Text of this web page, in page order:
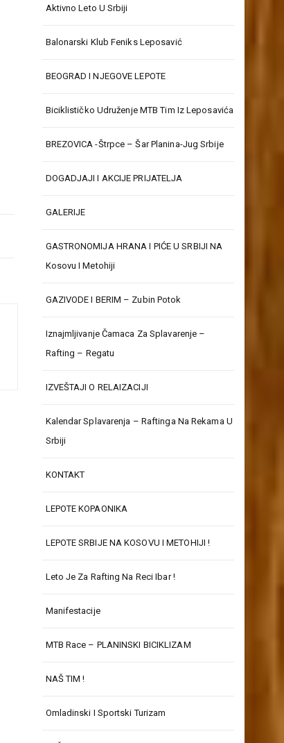
Aktivno Leto U Srbiji
Balonarski Klub Feniks Leposavić
BEOGRAD I NJEGOVE LEPOTE
Biciklističko Udruženje MTB Tim Iz Leposavića
BREZOVICA -Štrpce – Šar Planina-Jug Srbije
DOGADJAJI I AKCIJE PRIJATELJA
GALERIJE
GASTRONOMIJA HRANA I PIĆE U SRBIJI NA
Kosovu I Metohiji
GAZIVODE I BERIM – Zubin Potok
Iznajmljivanje Čamaca Za Splavarenje –
Rafting – Regatu
IZVEŠTAJI O RELAIZACIJI
Kalendar Splavarenja – Raftinga Na Rekama U
Srbiji
KONTAKT
LEPOTE KOPAONIKA
LEPOTE SRBIJE NA KOSOVU I METOHIJI !
Leto Je Za Rafting Na Reci Ibar !
Manifestacije
MTB Race – PLANINSKI BICIKLIZAM
NAŠ TIM !
Omladinski I Sportski Turizam